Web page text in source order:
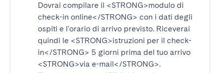
Dovrai compilare il <STRONG>modulo di
check-in online</STRONG> con i dati degli
ospiti e l'orario di arrivo previsto. Riceverai
quindi le <STRONG>istruzioni per il check-
in</STRONG> 5 giorni prima del tuo arrivo
<STRONG>via e-mail</STRONG>.